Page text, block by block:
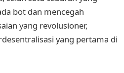
bot dan mencegah
yang revolusioner,
yang pertama di